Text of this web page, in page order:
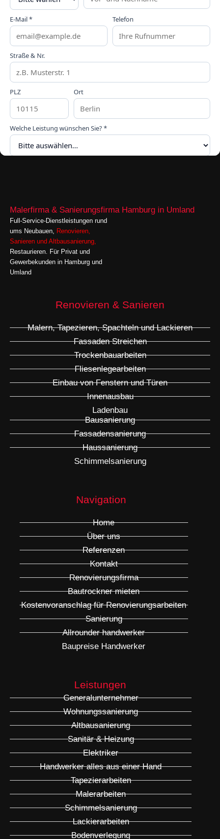
Malerfirma & Sanierungsfirma Hamburg in Umland
Full-Service-Dienstleistungen rund
ums Neubauen, Renovieren
Sanieren und Altbausanierung,
Restaurieren. Für Privat und
Gewerbekunden in Hamburg und
Umland
Renovieren & Sanieren
Malern, Tapezieren, Spachteln und Lackieren
Fassaden Streichen
Trockenbauarbeiten
Fliesenlegearbeiten
Einbau von Fenstern und Türen
Innenausbau
Ladenbau
Bausanierung
Fassadensanierung
Haussanierung
Schimmelsanierung
Navigation
Home
Über uns
Referenzen
Kontakt
Renovierungsfirma
Bautrockner mieten
Kostenvoranschlag für Renovierungsarbeiten
Sanierung
Allrounder handwerker
Baupreise Handwerker
Leistungen
Generalunternehmer
Wohnungssanierung
Altbausanierung
Sanitär & Heizung
Elektriker
Handwerker alles aus einer Hand
Tapezierarbeiten
Malerarbeiten
Schimmelsanierung
Lackierarbeiten
Bodenverlegung